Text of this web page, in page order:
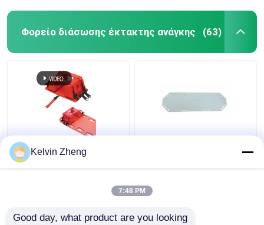
Φορείο διάσωσης έκτακτης ανάγκης (63)
επιβιβάζεται στον
πτυσσόμενο καμβά
έκτακτης ανάγκης
Kelvin Zheng
7:48 PM
Good day, what product are you looking